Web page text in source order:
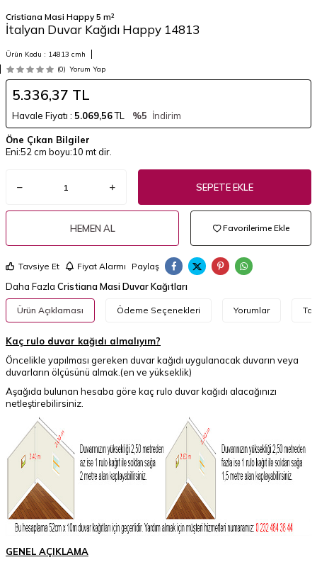
Cristiana Masi Happy 5 m²
İtalyan Duvar Kağıdı Happy 14813
Ürün Kodu : 14813 cmh
(0) Yorum Yap
5.336,37 TL
Havale Fiyatı : 5.069,56TL %5 İndirim
Öne Çıkan Bilgiler
Eni:52 cm boyu:10 mt dir.
SEPETE EKLE
HEMEN AL Favorilerime Ekle
Tavsiye Et Fiyat Alarmı Paylaş
Daha Fazla Cristiana Masi Duvar Kağıtları
Ürün Açıklaması Ödeme Seçenekleri Yorumlar
Kaç rulo duvar kağıdı almalıyım?
Öncelikle yapılması gereken duvar kağıdı uygulanacak duvarın veya
duvarların ölçüsünü almak.(en ve yükseklik)
Aşağıda bulunan hesaba göre kaç rulo duvar kağıdı alacağınızı
netleştirebilirsiniz.
GENEL AÇIKLAMA